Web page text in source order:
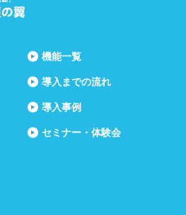
機能一覧
導入までの流れ
導入事例
セミナー・体験会